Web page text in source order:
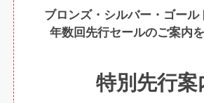
ブロンズ・シルバー・ゴール
年数回先行セールのご案内を
特別先行案